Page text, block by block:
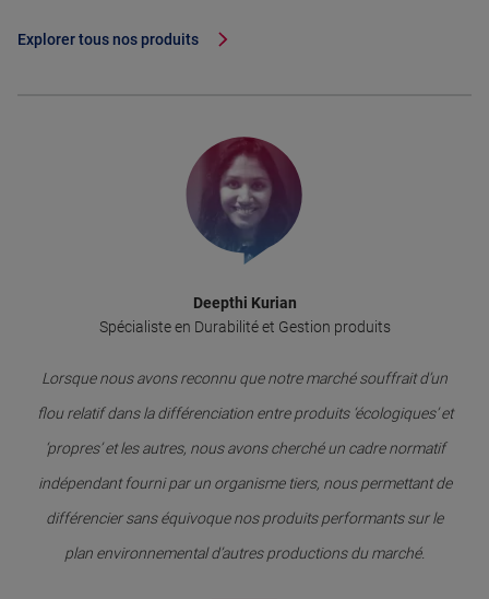
Explorer tous nos produits
Deepthi Kurian
Spécialiste en Durabilité et Gestion produits
Lorsque nous avons reconnu que notre marché souffrait d’un
flou relatif dans la différenciation entre produits ‘écologiques’ et
‘propres’ et les autres, nous avons cherché un cadre normatif
indépendant fourni par un organisme tiers, nous permettant de
différencier sans équivoque nos produits performants sur le
plan environnemental d’autres productions du marché.